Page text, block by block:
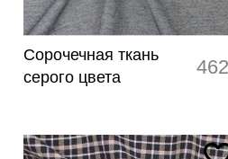
Сорочечная ткань
серого цвета